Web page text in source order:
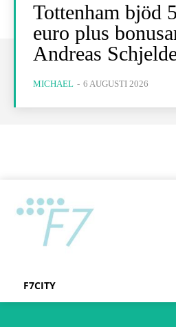
Tottenham bjöd
euro plus
Andreas
MICHAEL - 6 AUGUSTI 2026
F7CITY